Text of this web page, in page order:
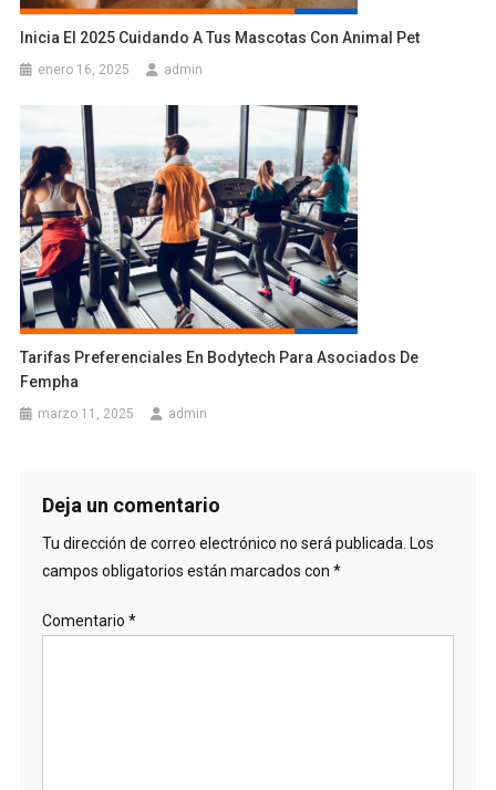
Inicia El 2025 Cuidando A Tus Mascotas Con Animal Pet
enero 16, 2025 admin
Tarifas Preferenciales En Bodytech Para Asociados De
Fempha
marzo 11, 2025 admin
Deja un comentario
Tu dirección de correo electrónico no será publicada. Los
campos obligatorios están marcados con *
Comentario *